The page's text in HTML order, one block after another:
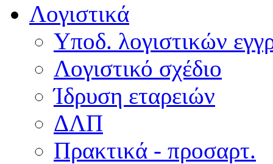
Λογιστικά
Υποδ. λογιστικών
Λογιστικό σχέδιο
Ίδρυση εταρειών
ΔΛΠ
Πρακτικά - προσαρτ.